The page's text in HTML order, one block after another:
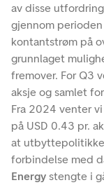
av disse
gjennom
kontantstrøm på
grunnlaget
fremover. For Q3
aksje og samlet
Fra 2024 venter
på USD 0.43 pr.
at
forbindelse med
Energy stengte i